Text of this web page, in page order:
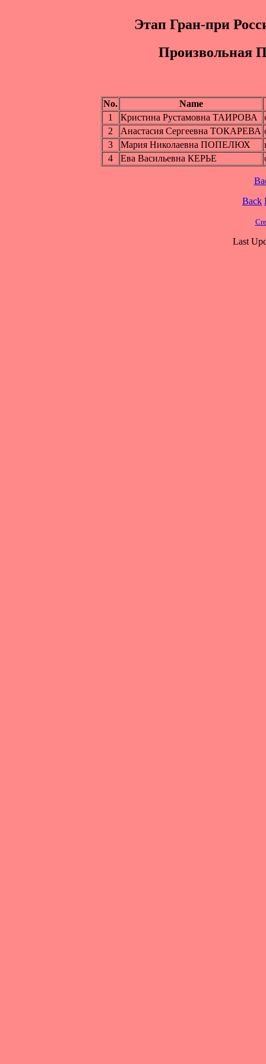
Этап Гран-при
Пpоизвольная
No.
Name
1
Кристина Рустамовна ТАИРОВА
2
Анастасия Сергеевна ТОКАРЕВА
3
Мария Николаевна ПОПЕЛЮХ
4
Ева Васильевна КЕРЬЕ
Back
Last